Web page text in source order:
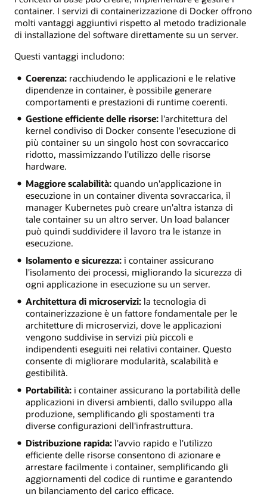
container. I servizi di containerizzazione di Docker offrono
molti vantaggi aggiuntivi rispetto al metodo tradizionale
di installazione del software direttamente su un server.
Questi vantaggi includono:
Coerenza:racchiudendo le applicazioni e le relative
dipendenze in container, è possibile generare
comportamenti e prestazioni di runtime coerenti.
Gestione efficiente delle risorse:l'architettura del
kernel condiviso di Docker consente l'esecuzione di
più container su un singolo host con sovraccarico
ridotto, massimizzando l'utilizzo delle risorse
hardware.
Maggiore scalabilità:quando un'applicazione in
esecuzione in un container diventa sovraccarica, il
manager Kubernetes può creare un'altra istanza di
tale container su un altro server. Un load balancer
può quindi suddividere il lavoro tra le istanze in
esecuzione.
Isolamento e sicurezza:i container assicurano
l'isolamento dei processi, migliorando la sicurezza di
ogni applicazione in esecuzione su un server.
Architettura di microservizi:la tecnologia di
containerizzazione è un fattore fondamentale per le
architetture di microservizi, dove le applicazioni
vengono suddivise in servizi più piccoli e
indipendenti eseguiti nei relativi container. Questo
consente di migliorare modularità, scalabilità e
gestibilità.
Portabilità:i container assicurano la portabilità delle
applicazioni in diversi ambienti, dallo sviluppo alla
produzione, semplificando gli spostamenti tra
diverse configurazioni dell'infrastruttura.
Distribuzione rapida:l'avvio rapido e l'utilizzo
efficiente delle risorse consentono di azionare e
arrestare facilmente i container, semplificando gli
aggiornamenti del codice di runtime e garantendo
un bilanciamento del carico efficace.